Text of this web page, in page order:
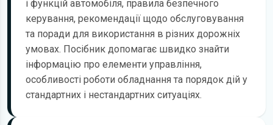
і функцій автомобіля, правила безпечного
керування, рекомендації щодо обслуговування
та поради для використання в різних дорожніх
умовах. Посібник допомагає швидко знайти
інформацію про елементи управління,
особливості роботи обладнання та порядок дій у
стандартних і нестандартних ситуаціях.